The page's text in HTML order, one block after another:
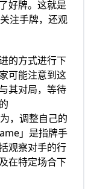
好牌。这就是
注手牌，还观
的方式进行下
可能注意到这
其对局，等待
，调整自己的
」是指牌手
观察对手的行
在特定场合下